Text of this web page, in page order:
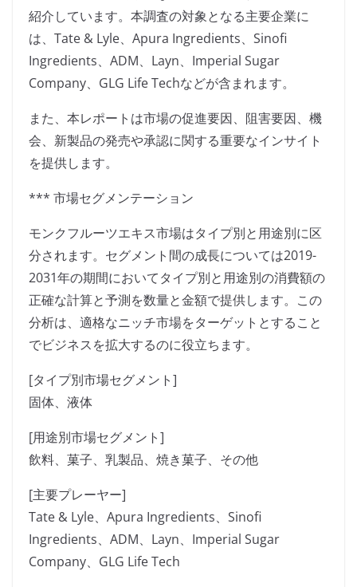
紹介しています。本調査の対象となる主要企業に
は、Tate & Lyle、Apura Ingredients、Sinofi
Ingredients、ADM、Layn、Imperial Sugar
Company、GLG Life Techなどが含まれます。
また、本レポートは市場の促進要因、阻害要因、機
会、新製品の発売や承認に関する重要なインサイト
を提供します。
*** 市場セグメンテーション
モンクフルーツエキス市場はタイプ別と用途別に区
分されます。セグメント間の成長については2019-
2031年の期間においてタイプ別と用途別の消費額の
正確な計算と予測を数量と金額で提供します。この
分析は、適格なニッチ市場をターゲットとすること
でビジネスを拡大するのに役立ちます。
[タイプ別市場セグメント]
固体、液体
[用途別市場セグメント]
飲料、菓子、乳製品、焼き菓子、その他
[主要プレーヤー]
Tate & Lyle、Apura Ingredients、Sinofi
Ingredients、ADM、Layn、Imperial Sugar
Company、GLG Life Tech